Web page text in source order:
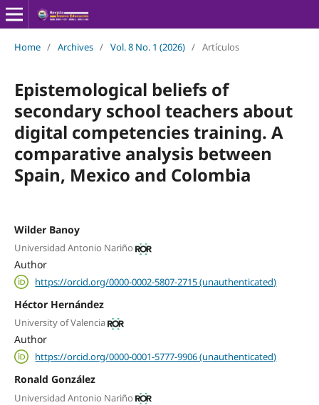
Home / Archives / Vol. 8 No. 1 (2026) / Artículos
Epistemological beliefs of
secondary school teachers about
digital competencies training. A
comparative analysis between
Spain, Mexico and Colombia
Wilder Banoy
Universidad Antonio Nariño
Author
https://orcid.org/0000-0002-5807-2715 (unauthenticated)
Héctor Hernández
University of Valencia
Author
https://orcid.org/0000-0001-5777-9906 (unauthenticated)
Ronald González
Universidad Antonio Nariño